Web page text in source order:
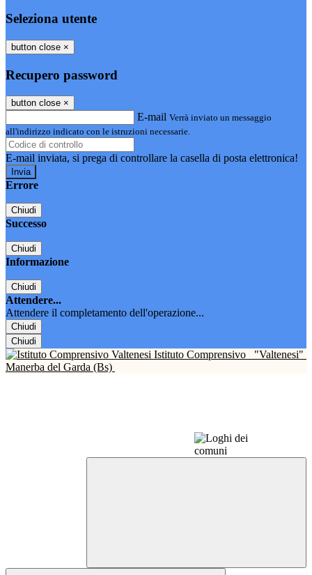
Seleziona utente
button close ×
Recupero password
button close ×
E-mail Verrà inviato un messaggio
all'indirizzo indicato con le istruzioni necessarie.
E-mail inviata, si prega di controllare la casella di posta elettronica!
Errore
Chiudi
Successo
Chiudi
Informazione
Chiudi
Attendere...
Attendere il completamento dell'operazione...
Chiudi
Chiudi
Istituto Comprensivo
"Valtenesi"
Manerba del Garda (Bs)